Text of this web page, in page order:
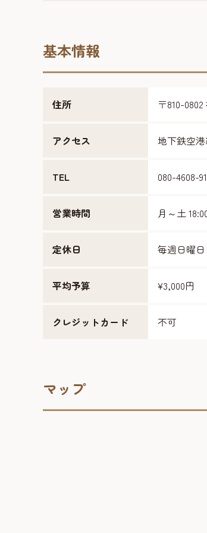
基本情報
住所 〒810-
アクセス 地下鉄空
TEL 080-4608-
営業時間 月～土
定休日 毎週日曜日
平均予算 ¥3,000円
クレジットカード 不可
マップ